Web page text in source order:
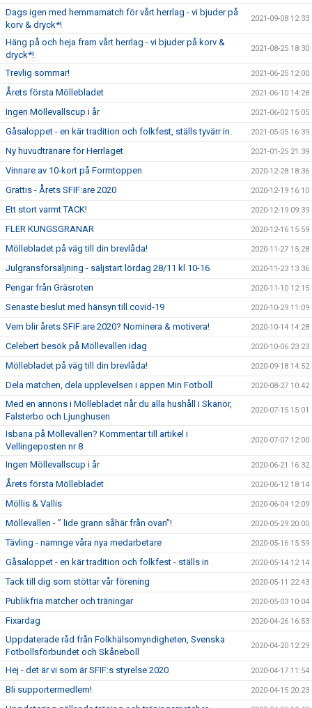
Dags igen med hemmamatch för vårt herrlag - vi bjuder på
korv & dryck*!
2021-09-08 12:33
Häng på och heja fram vårt herrlag - vi bjuder på korv &
dryck*!
2021-08-25 18:30
Trevlig sommar! 2021-06-25 12:00
Årets första Möllebladet 2021-06-10 14:28
Ingen Möllevallscup i år 2021-06-02 15:05
Gåsaloppet - en kär tradition och folkfest, ställs tyvärr in. 2021-05-05 16:39
Ny huvudtränare för Herrlaget 2021-01-25 21:39
Vinnare av 10-kort på Formtoppen 2020-12-28 18:36
Grattis - Årets SFIF:are 2020 2020-12-19 16:10
Ett stort varmt TACK! 2020-12-19 09:39
FLER KUNGSGRANAR 2020-12-16 15:59
Möllebladet på väg till din brevlåda! 2020-11-27 15:28
Julgransförsäljning - säljstart lördag 28/11 kl 10-16 2020-11-23 13:36
Pengar från Gräsroten 2020-11-10 12:15
Senaste beslut med hänsyn till covid-19 2020-10-29 11:09
Vem blir årets SFIF:are 2020? Nominera & motivera! 2020-10-14 14:28
Celebert besök på Möllevallen idag 2020-10-06 23:23
Möllebladet på väg till din brevlåda! 2020-09-18 14:52
Dela matchen, dela upplevelsen i appen Min Fotboll 2020-08-27 10:42
Med en annons i Möllebladet når du alla hushåll i Skanör,
Falsterbo och Ljunghusen
2020-07-15 15:01
Isbana på Möllevallen? Kommentar till artikel i
Vellingeposten nr 8
2020-07-07 12:00
Ingen Möllevallscup i år 2020-06-21 16:32
Årets första Möllebladet 2020-06-12 18:14
Möllis & Vallis 2020-06-04 12:09
Möllevallen - ” lide grann såhär från ovan”! 2020-05-29 20:00
Tävling - namnge våra nya medarbetare 2020-05-16 15:59
Gåsaloppet - en kär tradition och folkfest - ställs in 2020-05-14 12:14
Tack till dig som stöttar vår förening 2020-05-11 22:43
Publikfria matcher och träningar 2020-05-03 10:04
Fixardag 2020-04-26 16:53
Uppdaterade råd från Folkhälsomyndigheten, Svenska
Fotbollsförbundet och Skåneboll
2020-04-20 12:29
Hej - det är vi som är SFIF:s styrelse 2020 2020-04-17 11:54
Bli supportermedlem! 2020-04-15 20:23